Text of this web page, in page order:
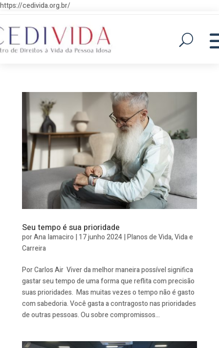
https://cedivida.org.br/
Seu tempo é sua prioridade
porAna Iamaciro |17 junho 2024|Planos de Vida,Vida e
Carreira
Por Carlos Air Viver da melhor maneira possível significa
gastar seu tempo de uma forma que reflita com precisão
suas prioridades. Mas muitas vezes o tempo não é gasto
com sabedoria. Você gasta a contragosto nas prioridades
de outras pessoas. Ou sobre compromissos...